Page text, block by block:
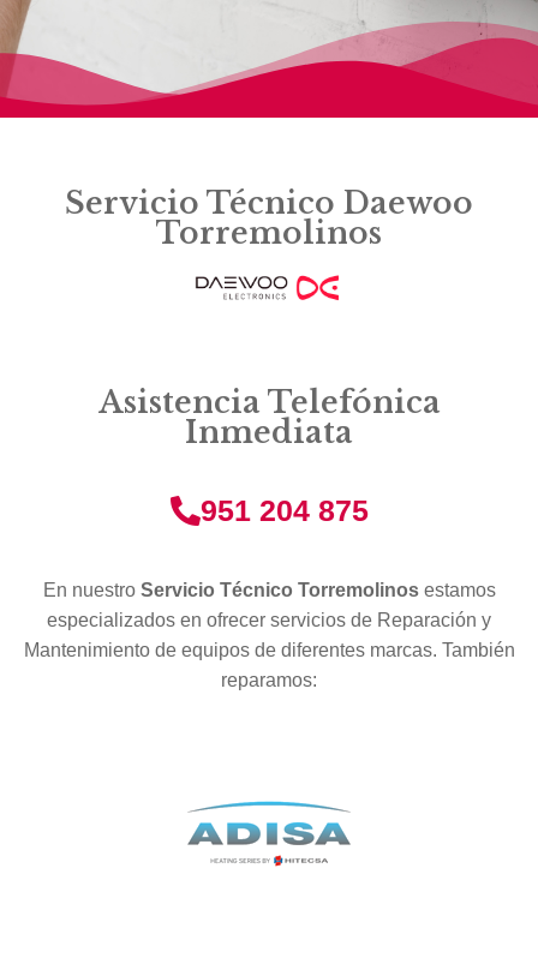
Servicio Técnico Daewoo
Torremolinos
Asistencia Telefónica
Inmediata
951 204 875
En nuestro Servicio Técnico Torremolinosestamos
especializados en ofrecer servicios de Reparación y
Mantenimiento de equipos de diferentes marcas. También
reparamos: